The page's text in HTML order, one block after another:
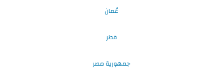
عُمان
قطر
جمهورية مصر